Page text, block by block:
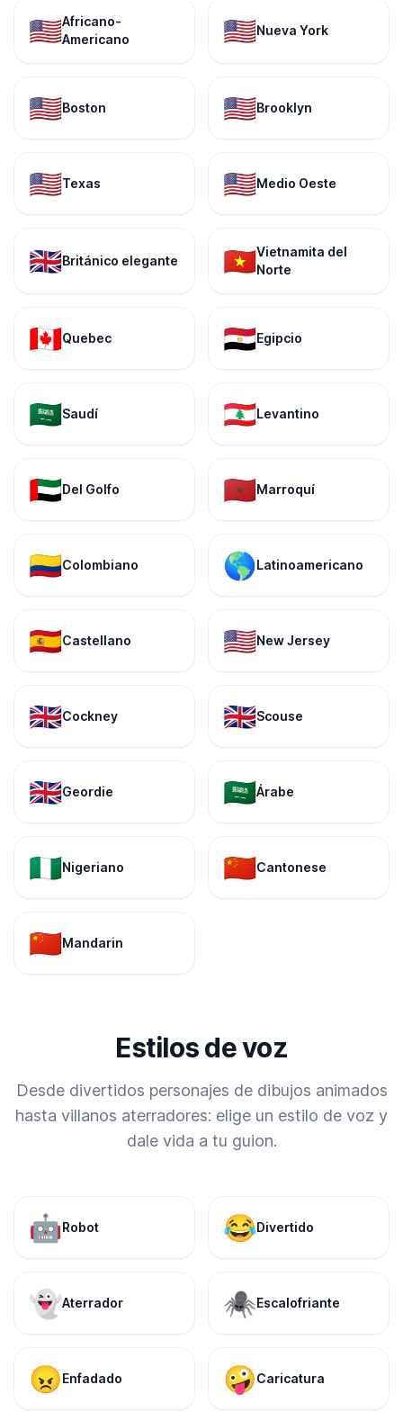
🇺🇸Africano-
Americano
🇺🇸Nueva York
🇺🇸Boston 🇺🇸Brooklyn
🇺🇸Texas 🇺🇸Medio Oeste
🇬🇧Británico elegante 🇻🇳Vietnamita del
Norte
🇨🇦Quebec 🇪🇬Egipcio
🇸🇦Saudí 🇱🇧Levantino
🇦🇪Del Golfo 🇲🇦Marroquí
🇨🇴Colombiano 🌎Latinoamericano
🇪🇸Castellano 🇺🇸New Jersey
🇬🇧Cockney 🇬🇧Scouse
🇬🇧Geordie 🇸🇦Árabe
🇳🇬Nigeriano 🇨🇳Cantonese
🇨🇳Mandarin
Estilos de voz
Desde divertidos personajes de dibujos animados
hasta villanos aterradores: elige un estilo de voz y
dale vida a tu guion.
🤖Robot 😂Divertido
👻Aterrador 🕷️Escalofriante
😠Enfadado 🤪Caricatura